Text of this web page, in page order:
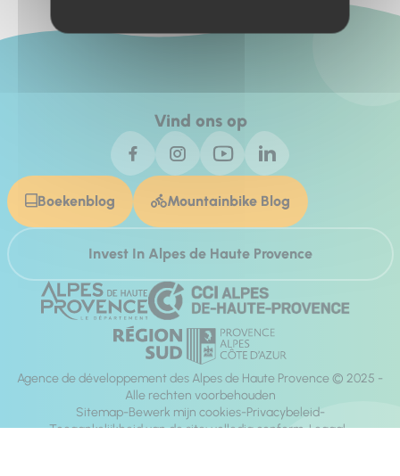
Vind ons op
Boekenblog Mountainbike Blog
Invest In Alpes de Haute Provence
Agence de développement des Alpes de Haute Provence © 2025 -
Alle rechten voorbehouden
Sitemap Bewerk mijn cookies Privacybeleid
Toegankelijkheid van de site: volledig conform Legaal